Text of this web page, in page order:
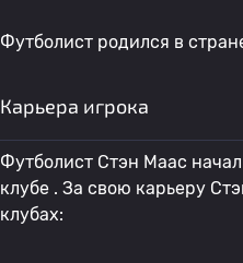
Футболист родился в
Карьера игрока
Футболист Стэн Маас
клубе . За свою карьеру
клубах: